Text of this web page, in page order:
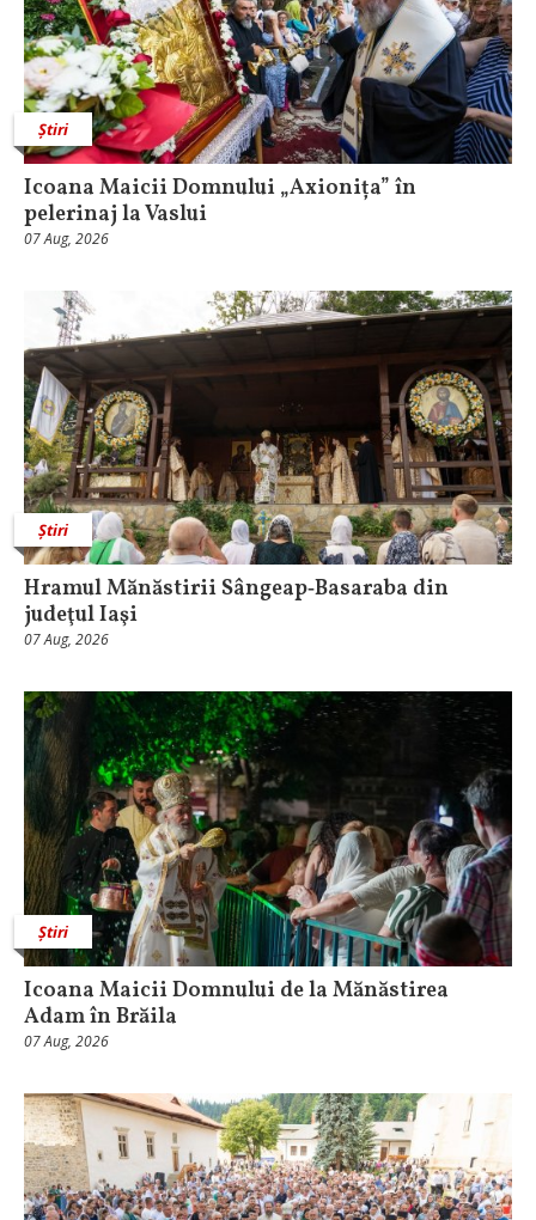
Știri
Icoana Maicii Domnului „Axionița” în
pelerinaj la Vaslui
07 Aug, 2026
Știri
Hramul Mănăstirii Sângeap‑Basaraba din
judeţul Iaşi
07 Aug, 2026
Știri
Icoana Maicii Domnului de la Mănăstirea
Adam în Brăila
07 Aug, 2026